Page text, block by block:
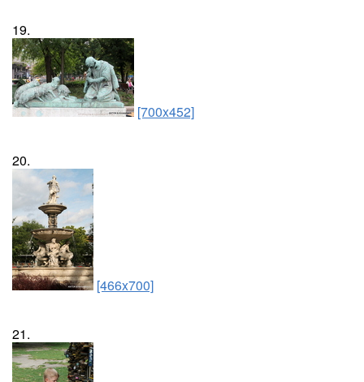
19.
[700x452]
20.
[466x700]
21.